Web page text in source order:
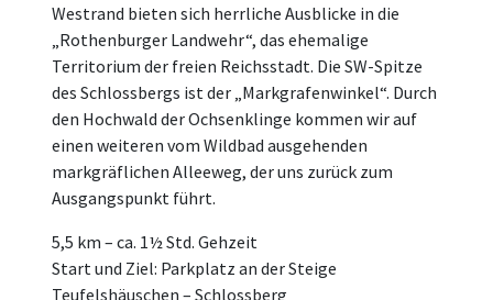
Westrand bieten sich herrliche Ausblicke in die
„Rothenburger Landwehr“, das ehemalige
Territorium der freien Reichsstadt. Die SW-Spitze
des Schlossbergs ist der „Markgrafenwinkel“. Durch
den Hochwald der Ochsenklinge kommen wir auf
einen weiteren vom Wildbad ausgehenden
markgräflichen Alleeweg, der uns zurück zum
Ausgangspunkt führt.
5,5 km – ca. 1½ Std. Gehzeit
Start und Ziel: Parkplatz an der Steige
Teufelshäuschen – Schlossberg